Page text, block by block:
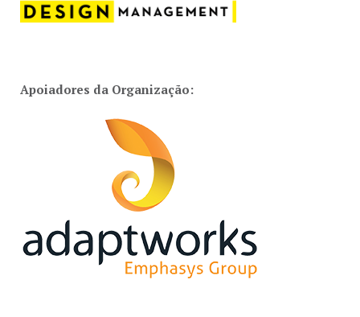
Apoiadores da Organização: